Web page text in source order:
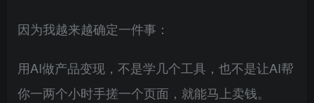
因为我越来越确定一件事：
用AI做产品变现，不是学几个工具，也不是让AI帮
你一两个小时手搓一个页面，就能马上卖钱。